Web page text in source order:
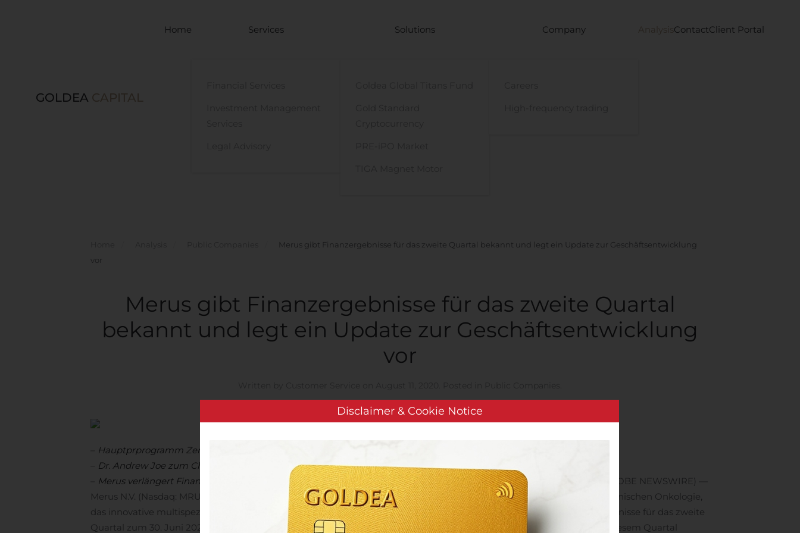
GOLDEA CAPITAL
Home Services Solutions Company Analysis ContactClient Portal
Merus gibt Finanzergebnisse für das zweite Quartal bekannt und legt ein Update zur Geschäftsentwicklung
vor
Merus gibt Finanzergebnisse für das zweite Quartal
bekannt und legt ein Update zur Geschäftsentwicklung
vor
Hauptprprogramm Zenocutuzumab bleibt auf Kurs
Dr. Andrew Joe zum Chief Medical Officer ernannt–
Merus verlängert Finanzierung bis ins 2. Halbjahr 2022–UTRECHT und CAMBRIDGE, Massachusetts, Aug. 11, 2020 (GLOBE NEWSWIRE) —
Merus N.V. (Nasdaq: MRUS) („Merus“, „das Unternehmen“, „wir“ oder „unser“), ein Unternehmen aus dem Bereich der klinischen Onkologie,
das innovative multispezifische volllange Antikörper (Biclonics®und TriclonicsTM) entwickelt, hat heute die Finanzergebnisse für das zweite
Quartal zum 30. Juni 2020 bekanntgegeben und ein Update zur Geschäftsentwicklung vorgelegt.
„Wir freuen uns, in diesem Quartal
Disclaimer & Cookie Notice